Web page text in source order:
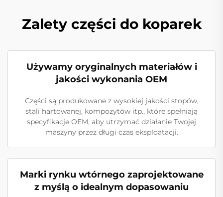
Zalety części do koparek
Używamy oryginalnych materiałów i
jakości wykonania OEM
Części są produkowane z wysokiej jakości stopów,
stali hartowanej, kompozytów itp., które spełniają
specyfikacje OEM, aby utrzymać działanie Twojej
maszyny przez długi czas eksploatacji.
Marki rynku wtórnego zaprojektowane
z myślą o idealnym dopasowaniu